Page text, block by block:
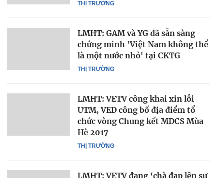
THỊ TRƯỜNG
THỊ TRƯỜNG
LMHT: GAM và YG đã sẵn sàng
chứng minh 'Việt Nam không thể
là một nước nhỏ' tại CKTG
THỊ TRƯỜNG
LMHT: VETV công khai xin lỗi
UTM, VED công bố địa điểm tổ
chức vòng Chung kết MDCS Mùa
Hè 2017
LMHT: VETV đang ‘chà đạp lên sự